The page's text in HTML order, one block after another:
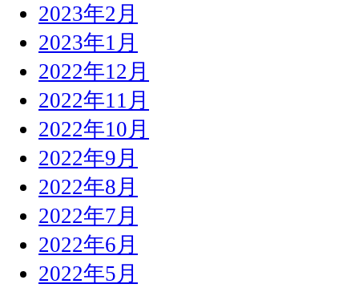
2023年2月
2023年1月
2022年12月
2022年11月
2022年10月
2022年9月
2022年8月
2022年7月
2022年6月
2022年5月